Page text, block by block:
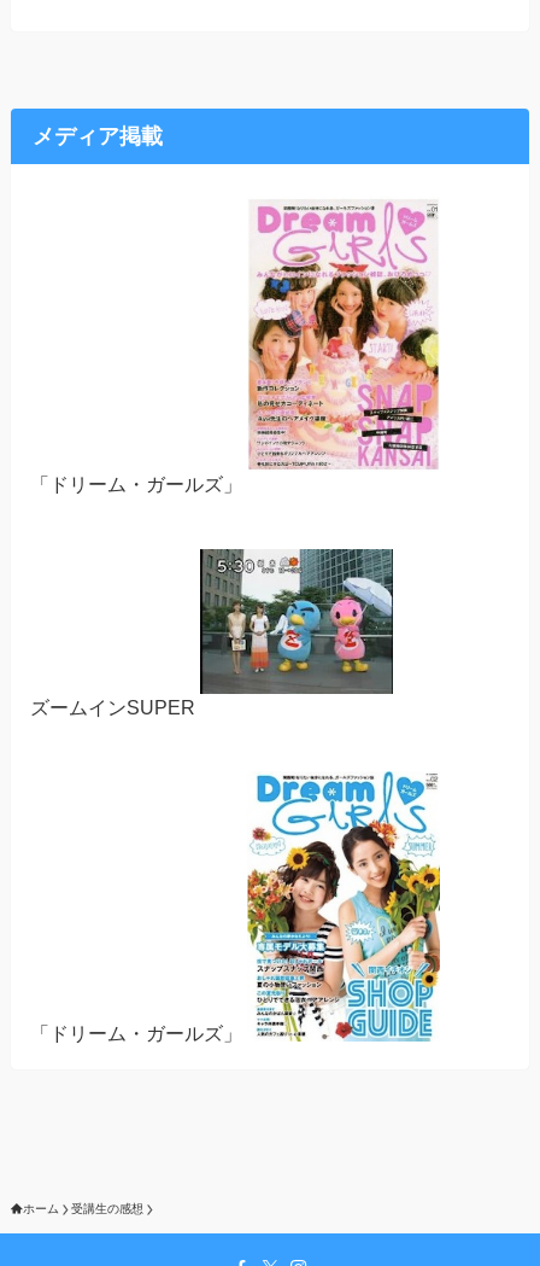
メディア掲載
「ドリーム・ガールズ」
ズームインSUPER
「ドリーム・ガールズ」
ホーム 受講生の感想